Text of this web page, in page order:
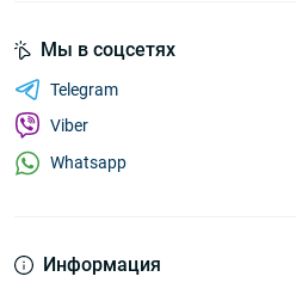
Информация
Мы в соцсетях
Telegram
Viber
Whatsapp